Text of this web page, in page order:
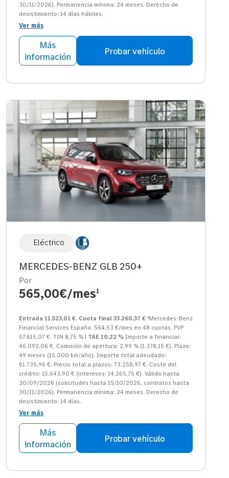
30/11/2026). Permanencia mínima: 24 meses. Derecho de
desistimiento: 14 días hábiles.
Ver más
Más
información
Probar vehículo
Eléctrico
MERCEDES-BENZ GLB 250+
Por
565,00€/mes1
Entrada 11.523,01 €. Cuota final 33.260,37 € ¹Mercedes-Benz
Financial Services España. 564,53 €/mes en 48 cuotas. PVP
57.615,07 €. TIN 8,75 % | TAE 10,22 % Importe a financiar:
46.092,06 €. Comisión de apertura: 2,99 % (1.378,15 €). Plazo:
49 meses (15.000 km/año). Importe total adeudado:
61.735,96 €. Precio total a plazos: 73.258,97 €. Coste del
crédito: 15.643,90 € (intereses: 14.265,75 €). Válido hasta
30/09/2026 (solicitudes hasta 15/10/2026, contratos hasta
30/11/2026). Permanencia mínima: 24 meses. Derecho de
desistimiento: 14 días.
Ver más
Más
información
Probar vehículo